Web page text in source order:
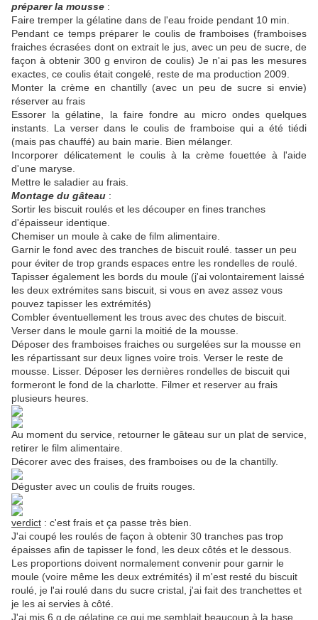
préparer la mousse :
Faire tremper la gélatine dans de l'eau froide pendant 10 min.
Pendant ce temps préparer le coulis de framboises (framboises
fraiches écrasées dont on extrait le jus, avec un peu de sucre, de
façon à obtenir 300 g environ de coulis) Je n'ai pas les mesures
exactes, ce coulis était congelé, reste de ma production 2009.
Monter la crème en chantilly (avec un peu de sucre si envie)
réserver au frais
Essorer la gélatine, la faire fondre au micro ondes quelques
instants. La verser dans le coulis de framboise qui a été tiédi
(mais pas chauffé) au bain marie. Bien mélanger.
Incorporer délicatement le coulis à la crème fouettée à l'aide
d'une maryse.
Mettre le saladier au frais.
Montage du gâteau :
Sortir les biscuit roulés et les découper en fines tranches
d'épaisseur identique.
Chemiser un moule à cake de film alimentaire.
Garnir le fond avec des tranches de biscuit roulé. tasser un peu
pour éviter de trop grands espaces entre les rondelles de roulé.
Tapisser également les bords du moule (j'ai volontairement laissé
les deux extrémites sans biscuit, si vous en avez assez vous
pouvez tapisser les extrémités)
Combler éventuellement les trous avec des chutes de biscuit.
Verser dans le moule garni la moitié de la mousse.
Déposer des framboises fraiches ou surgelées sur la mousse en
les répartissant sur deux lignes voire trois. Verser le reste de
mousse. Lisser. Déposer les dernières rondelles de biscuit qui
formeront le fond de la charlotte. Filmer et reserver au frais
plusieurs heures.
Au moment du service, retourner le gâteau sur un plat de service,
retirer le film alimentaire.
Décorer avec des fraises, des framboises ou de la chantilly.
Déguster avec un coulis de fruits rouges.
verdict : c'est frais et ça passe très bien.
J'ai coupé les roulés de façon à obtenir 30 tranches pas trop
épaisses afin de tapisser le fond, les deux côtés et le dessous.
Les proportions doivent normalement convenir pour garnir le
moule (voire même les deux extrémités) il m'est resté du biscuit
roulé, je l'ai roulé dans du sucre cristal, j'ai fait des tranchettes et
je les ai servies à côté.
J'ai mis 6 g de gélatine ce qui me semblait beaucoup à la base,